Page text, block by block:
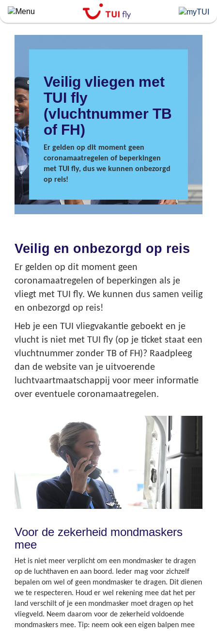
Skip
to
content
Veilig vliegen met
TUI fly
(vluchtnummer TB
of FH)
Er gelden op dit moment geen
coronamaatregelen of beperkingen
met TUI fly, dus we kunnen onbezorgd
op reis!
Veilig en onbezorgd op reis
Er gelden op dit moment geen
coronamaatregelen of beperkingen als je
vliegt met TUI fly. We kunnen dus samen veilig
en onbezorgd op reis!
Heb je een TUI vliegvakantie geboekt en je
vlucht is niet met TUI fly (op je ticket staat een
vluchtnummer zonder TB of FH)? Raadpleeg
dan de website van je uitvoerende
luchtvaartmaatschappij voor meer informatie
over eventuele coronamaatregelen.
Voor de zekerheid mondmaskers
mee
Het is niet meer verplicht om een mondmasker te dragen
op de luchthaven en aan boord. Ieder mag voor zichzelf
bepalen om wel of geen mondmasker te dragen. Dit dienen
we te respecteren. Houd er wel rekening mee dat het per
land verschilt of je een mondmasker moet dragen op het
vliegveld. Neem daarom voor de zekerheid voldoende
mondmaskers mee. Tip: neem ook een eigen balpen mee